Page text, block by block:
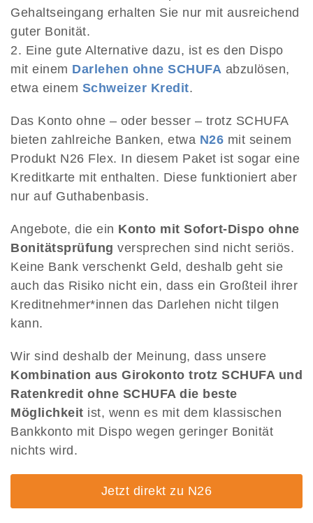
Gehaltseingang erhalten Sie nur mit ausreichend
guter Bonität.
Eine gute Alternative dazu, ist es den Dispo
mit einem Darlehen ohne SCHUFA abzulösen,
etwa einem Schweizer Kredit.
Das Konto ohne – oder besser – trotz SCHUFA
bieten zahlreiche Banken, etwa N26 mit seinem
Produkt N26 Flex. In diesem Paket ist sogar eine
Kreditkarte mit enthalten. Diese funktioniert aber
nur auf Guthabenbasis.
Angebote, die ein Konto mit Sofort-Dispo ohne
Bonitätsprüfung versprechen sind nicht seriös.
Keine Bank verschenkt Geld, deshalb geht sie
auch das Risiko nicht ein, dass ein Großteil ihrer
Kreditnehmer*innen das Darlehen nicht tilgen
kann.
Wir sind deshalb der Meinung, dass unsere
Kombination aus Girokonto trotz SCHUFA und
Ratenkredit ohne SCHUFA die beste
Möglichkeit ist, wenn es mit dem klassischen
Bankkonto mit Dispo wegen geringer Bonität
nichts wird.
Jetzt direkt zu N26